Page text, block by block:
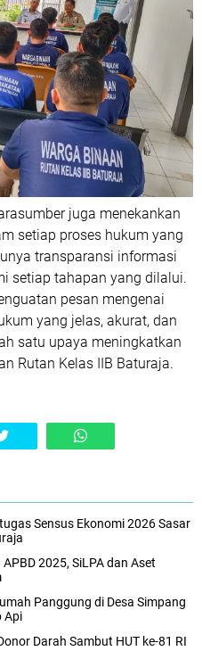
juga menekankan
setiap proses hukum yang
transparansi informasi
setiap tahapan yang dilalui.
pesan mengenai
yang jelas, akurat, dan
satu upaya meningkatkan
Rutan Kelas IIB Baturaja.
Sensus Ekonomi 2026 Sasar
2025, SiLPA dan Aset
Panggung di Desa Simpang
Api
Darah Sambut HUT ke-81 RI